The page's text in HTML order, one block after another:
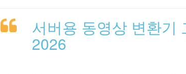
서버용 동영상 변환기
2026